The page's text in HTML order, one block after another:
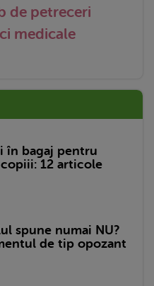
de petreceri
medicale
în bagaj pentru
12 articole
spune numai NU?
de tip opozant